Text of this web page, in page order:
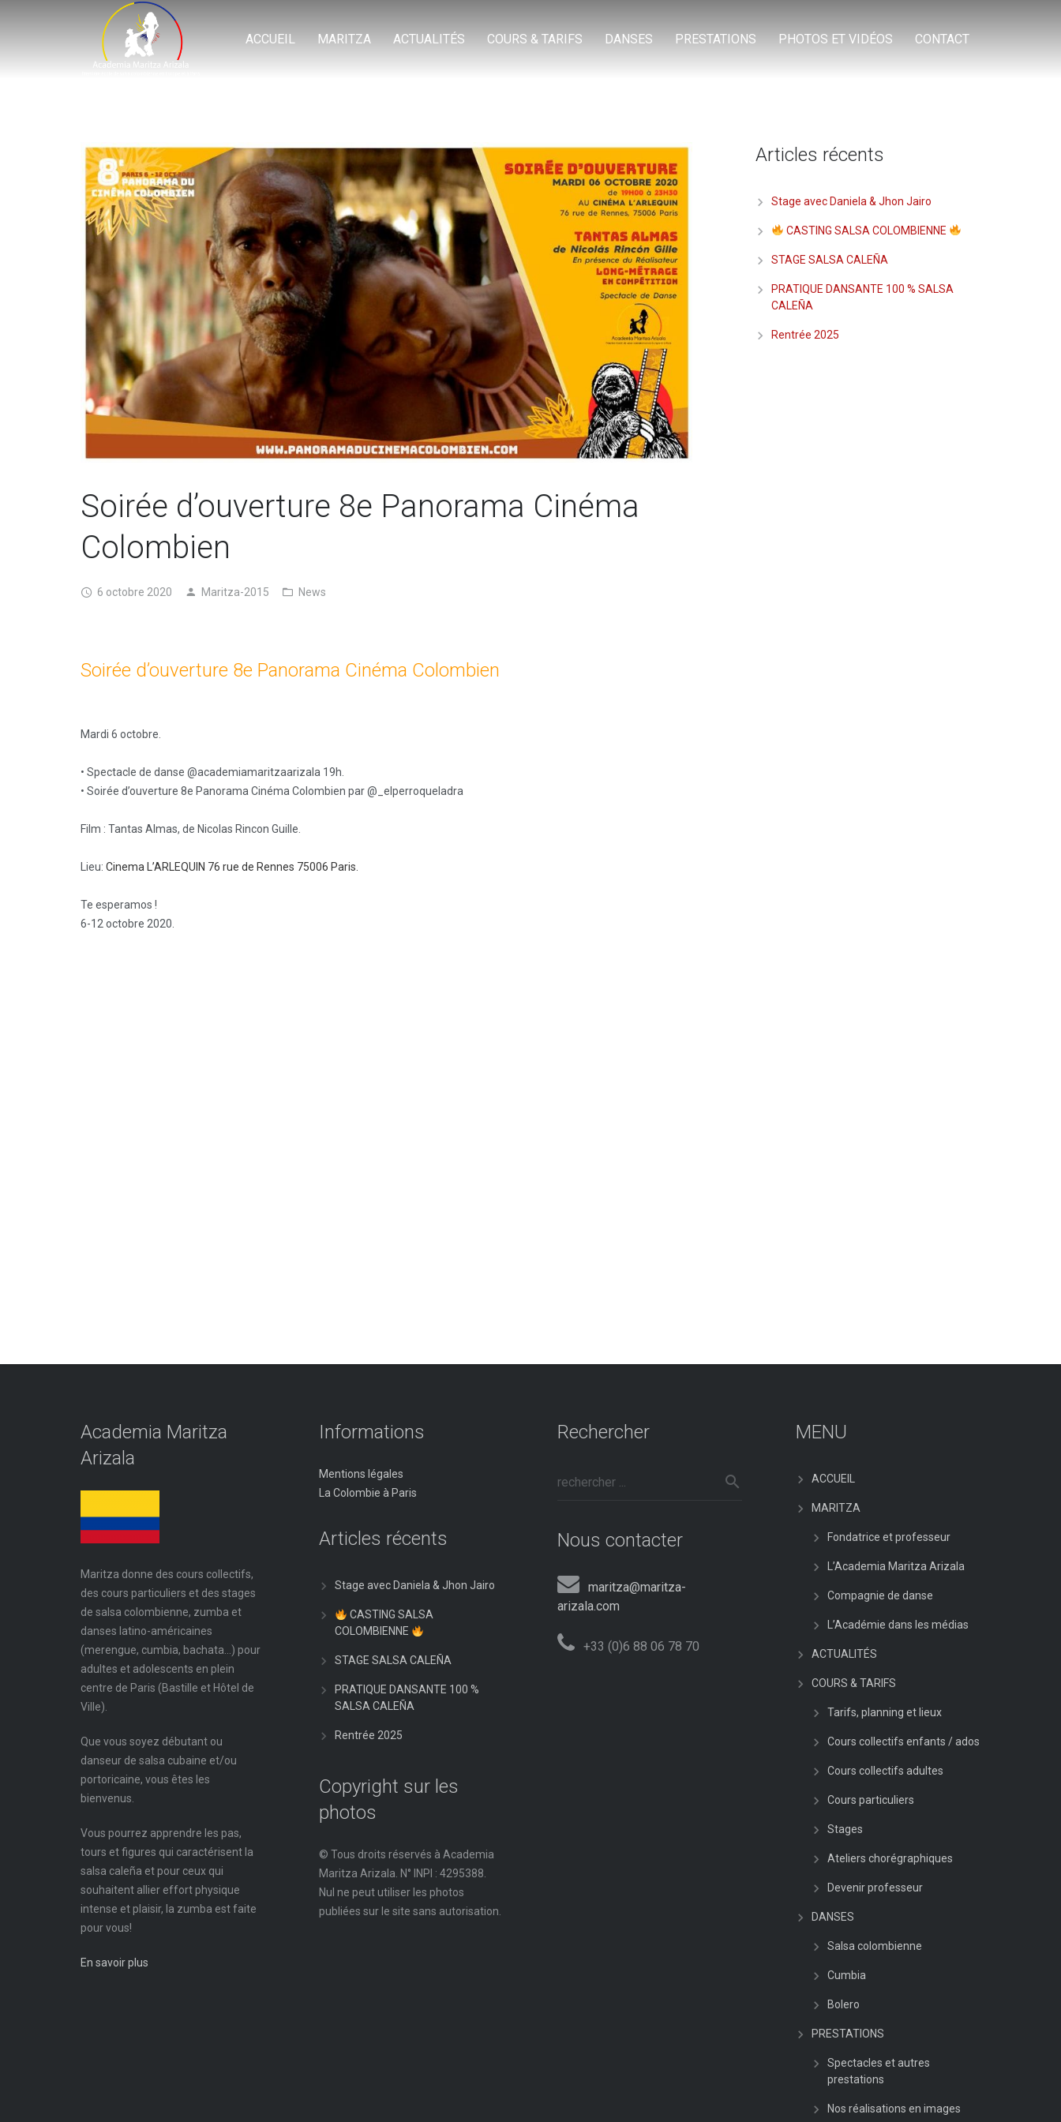
ACCUEIL MARITZA ACTUALITÉS COURS & TARIFS DANSES PRESTATIONS PHOTOS ET VIDÉOS CONTACT
Soirée d’ouverture 8e Panorama Cinéma
Colombien
6 octobre 2020 Maritza-2015 News
Soirée d’ouverture 8e Panorama Cinéma Colombien
Mardi 6 octobre.
• Spectacle de danse @academiamaritzaarizala 19h.
• Soirée d’ouverture 8e Panorama Cinéma Colombien par @_elperroqueladra
Film : Tantas Almas, de Nicolas Rincon Guille.
Lieu: Cinema L’ARLEQUIN 76 rue de Rennes 75006 Paris
Te esperamos !
6-12 octobre 2020.
Articles récents
Stage avec Daniela & Jhon Jairo
CASTING SALSA COLOMBIENNE
STAGE SALSA CALEÑA
PRATIQUE DANSANTE 100 % SALSA
CALEÑA
Rentrée 2025
Academia Maritza
Arizala
Maritza donne des cours collectifs,
des cours particuliers et des stages
de salsa colombienne, zumba et
danses latino-américaines
(merengue, cumbia, bachata…) pour
adultes et adolescents en plein
centre de Paris (Bastille et Hôtel de
Ville).
Que vous soyez débutant ou
danseur de salsa cubaine et/ou
portoricaine, vous êtes les
bienvenus.
Vous pourrez apprendre les pas,
tours et figures qui caractérisent la
salsa caleña et pour ceux qui
souhaitent allier effort physique
intense et plaisir, la zumba est faite
pour vous!
En savoir plus
Informations
Mentions légales
La Colombie à Paris
Articles récents
Stage avec Daniela & Jhon Jairo
CASTING SALSA
COLOMBIENNE
STAGE SALSA CALEÑA
PRATIQUE DANSANTE 100 %
SALSA CALEÑA
Rentrée 2025
Copyright sur les
photos
© Tous droits réservés à Academia
Maritza Arizala. N° INPI : 4295388.
Nul ne peut utiliser les photos
publiées sur le site sans autorisation.
Rechercher
Nous contacter
maritza@maritza-
arizala.com
+33 (0)6 88 06 78 70
MENU
ACCUEIL
MARITZA
Fondatrice et professeur
L’Academia Maritza Arizala
Compagnie de danse
L’Académie dans les médias
ACTUALITÉS
COURS & TARIFS
Tarifs, planning et lieux
Cours collectifs enfants / ados
Cours collectifs adultes
Cours particuliers
Stages
Ateliers chorégraphiques
Devenir professeur
DANSES
Salsa colombienne
Cumbia
Bolero
PRESTATIONS
Spectacles et autres
prestations
Nos réalisations en images